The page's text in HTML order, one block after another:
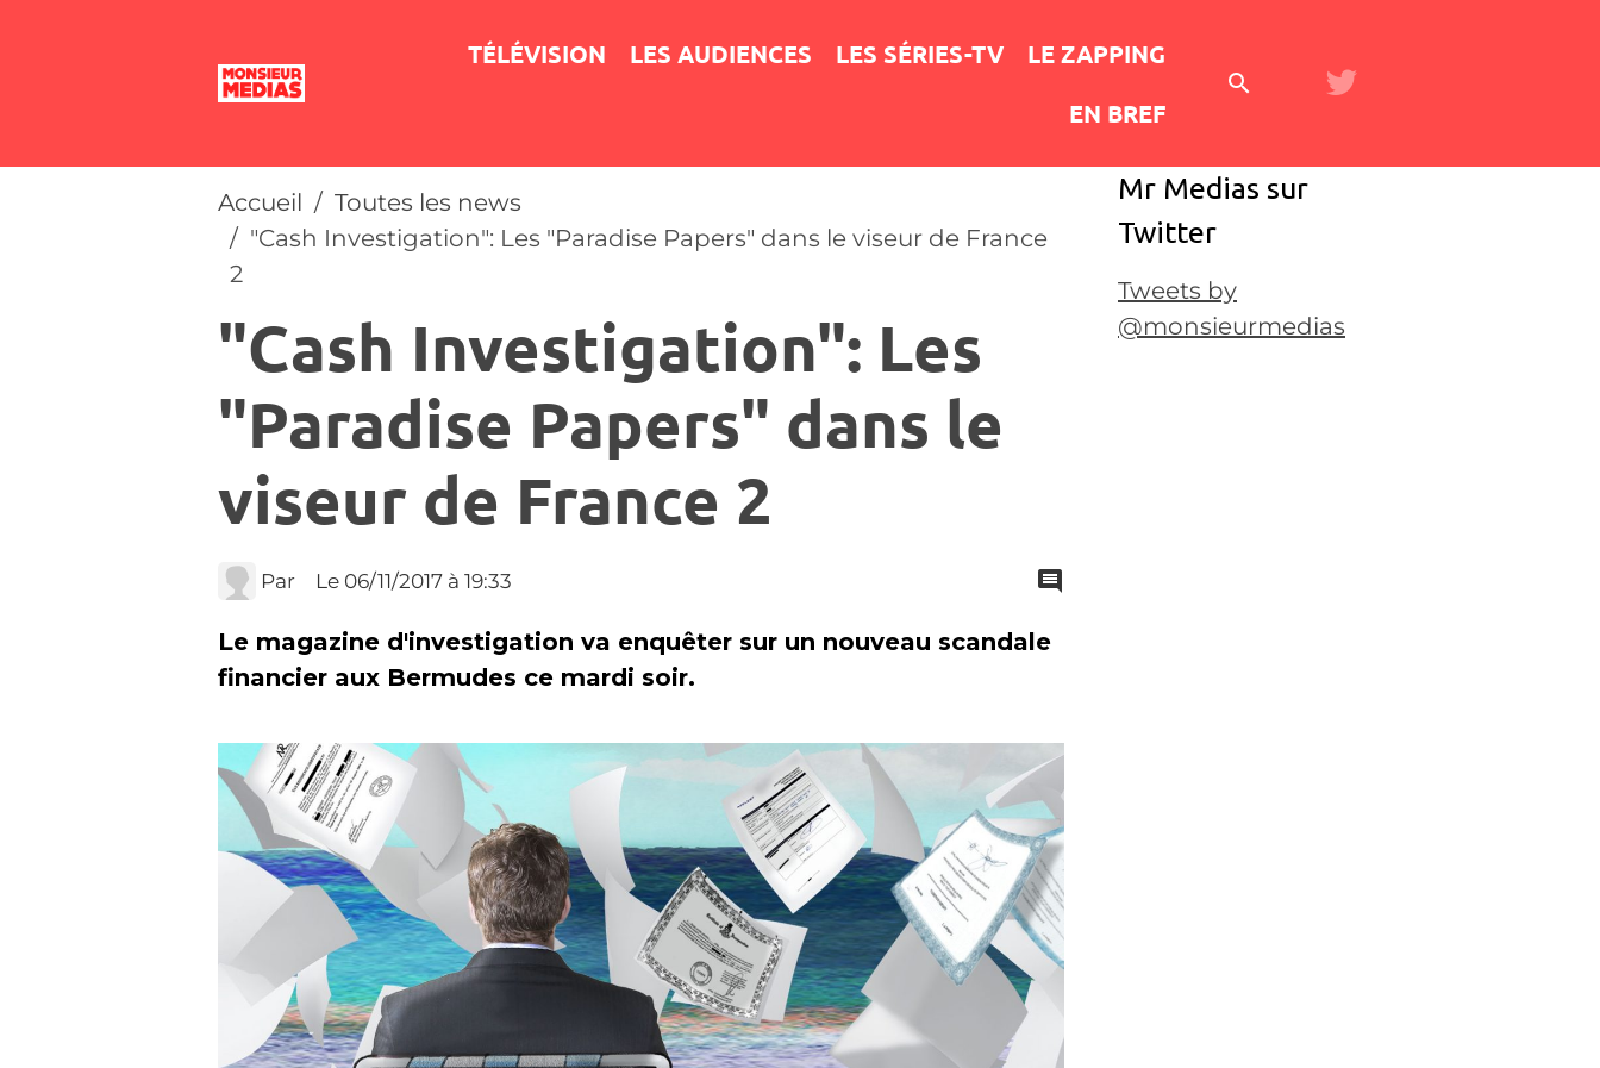
TÉLÉVISION LES AUDIENCES LES SÉRIES-TV
LE ZAPPING
EN BREF
Accueil
Toutes les news
"Cash Investigation": Les "Paradise Papers" dans le viseur de France
2
"Cash Investigation": Les
"Paradise Papers" dans le
viseur de France 2
Par Le 06/11/2017 à 19:33
Le magazine d'investigation va enquêter sur un nouveau scandale
financier aux Bermudes ce mardi soir.
Mr Medias sur
Twitter
Tweets by
@monsieurmedias